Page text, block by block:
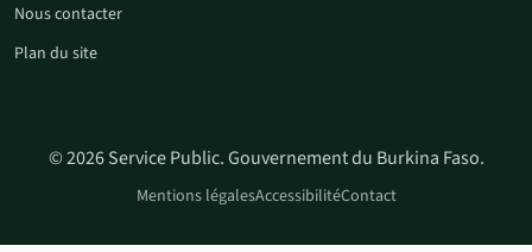
Nous contacter
Plan du site
© 2026 Service Public. Gouvernement du Burkina Faso.
Mentions légalesAccessibilitéContact